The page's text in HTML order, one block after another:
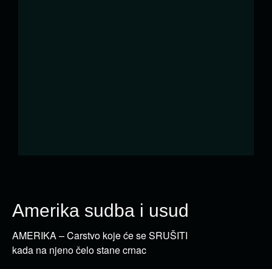
Amerika sudba i usud
AMERIKA – Carstvo koje će se SRUŠITI
kada na njeno čelo stane crnac